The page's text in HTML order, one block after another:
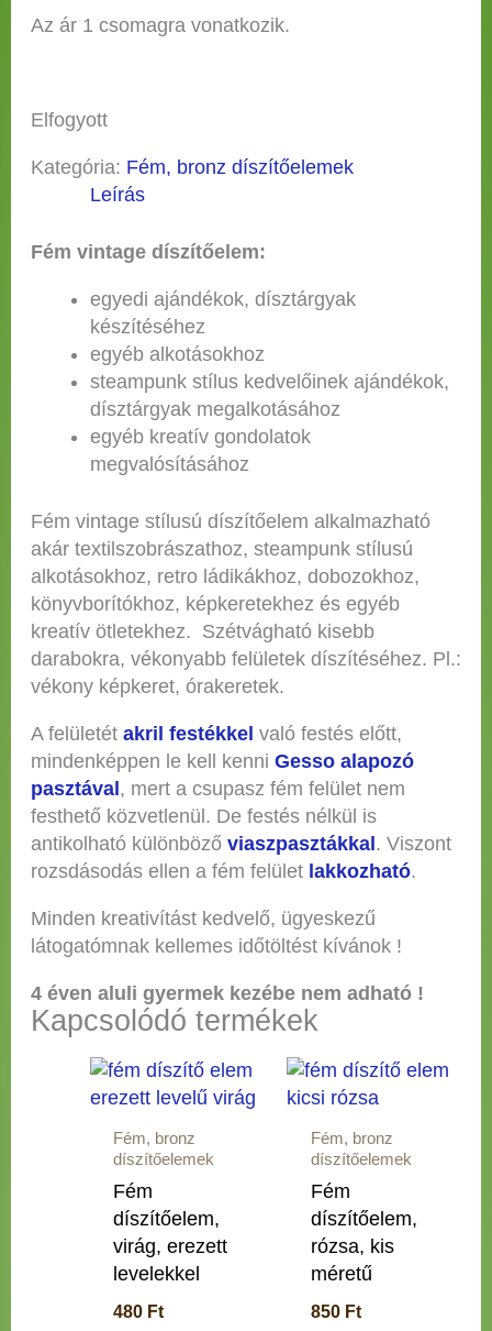
Az ár 1 csomagra vonatkozik.
Elfogyott
Kategória: Fém, bronz díszítőelemek
Leírás
Fém vintage díszítőelem:
egyedi ajándékok, dísztárgyak
készítéséhez
egyéb alkotásokhoz
steampunk stílus kedvelőinek ajándékok,
dísztárgyak megalkotásához
egyéb kreatív gondolatok
megvalósításához
Fém vintage stílusú díszítőelem alkalmazható
akár textilszobrászathoz, steampunk stílusú
alkotásokhoz, retro ládikákhoz, dobozokhoz,
könyvborítókhoz, képkeretekhez és egyéb
kreatív ötletekhez. Szétvágható kisebb
darabokra, vékonyabb felületek díszítéséhez. Pl.:
vékony képkeret, órakeretek.
A felületét akril festékkel való festés előtt,
mindenképpen le kell kenni Gesso alapozó
pasztával, mert a csupasz fém felület nem
festhető közvetlenül. De festés nélkül is
antikolható különböző viaszpasztákkal. Viszont
rozsdásodás ellen a fém felület lakkozható.
Minden kreativítást kedvelő, ügyeskezű
látogatómnak kellemes időtöltést kívánok !
4 éven aluli gyermek kezébe nem adható !
Kapcsolódó termékek
Fém, bronz
díszítőelemek
Fém
díszítőelem,
virág, erezett
levelekkel
480 Ft
Fém, bronz
díszítőelemek
Fém
díszítőelem,
rózsa, kis
méretű
850 Ft